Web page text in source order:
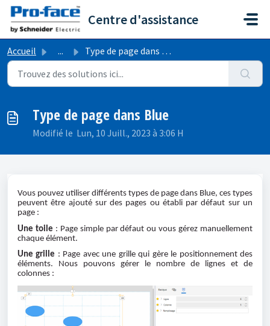
Passer au contenu principal
Centre d'assistance
Accueil ... Type de page dans Blue
Type de page dans Blue
Modifié le Lun, 10 Juill., 2023 à 3:06 H
Vous pouvez utiliser différents types de page dans Blue, ces types
peuvent être ajouté sur des pages ou établi par défaut sur un
page :
Une toile : Page simple par défaut ou vous gérez manuellement
chaque élément.
Une grille : Page avec une grille qui gère le positionnement des
éléments. Nous pouvons gérer le nombre de lignes et de
colonnes :